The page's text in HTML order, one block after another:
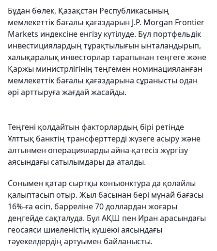
Бұдан бөлек, Қазақстан Республикасының
мемлекеттік бағалы қағаздарын J.P. Morgan Frontier
Markets индексіне енгізу күтілуде. Бұл портфельдік
инвестициялардың тұрақтылығын ынталандырып,
халықаралық инвесторлар тарапынан теңгеге және
Қаржы министрлігінің теңгемен номинацияланған
мемлекеттік бағалы қағаздарына сұранысты одан
әрі арттыруға жағдай жасайды.
Теңгені қолдайтын факторлардың бірі ретінде
Ұлттық банктің трансферттерді жүзеге асыру және
алтынмен операцияларды айна-қатесіз жүргізу
аясындағы сатылымдары да аталды.
Сонымен қатар сыртқы конъюнктура да қолайлы
қалыптасып отыр. Жыл басынан бері мұнай бағасы
16%-ға өсіп, барреліне 70 доллардан жоғары
деңгейде сақталуда. Бұл АҚШ пен Иран арасындағы
геосаяси шиеленістің күшеюі аясындағы
тәуекелдердің артуымен байланысты.